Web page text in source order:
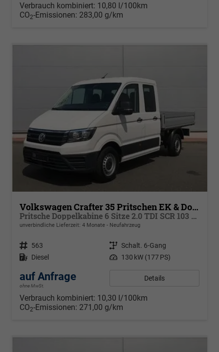
Verbrauch kombiniert: 10,80 l/100km
CO2-Emissionen: 283,00 g/km
Volkswagen Crafter 35 Pritschen EK & Doka
Pritsche Doppelkabine 6 Sitze 2.0 TDI SCR 103 kW Gang, Klima,
unverbindliche Lieferzeit: 4 Monate Neufahrzeug
Fahrzeugnr. 563 Getriebe Schalt. 6-Gang
Kraftstoff Diesel Leistung 130 kW (177 PS)
auf Anfrage
ohne MwSt.
Details
Verbrauch kombiniert: 10,30 l/100km
CO2-Emissionen: 271,00 g/km